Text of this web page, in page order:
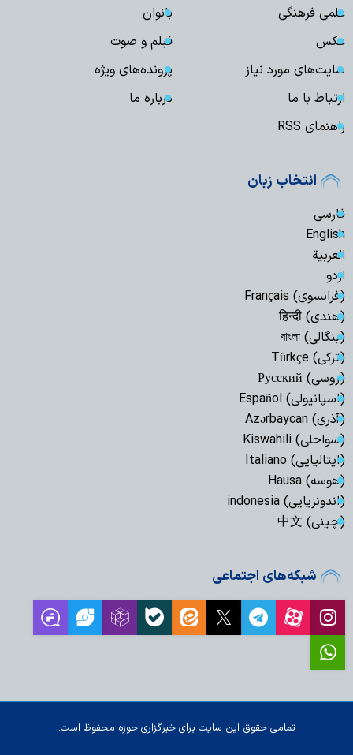
علمی فرهنگی
بانوان
عکس
فیلم و صوت
سایت‌های مورد نیاز
پرونده‌های ویژه
ارتباط با ما
درباره ما
راهنمای RSS
انتخاب زبان
فارسی
English
العربیة
اردو
(فرانسوی) Français
(هندی) हिन्दी
(بنگالی) বাংলা
(ترکی) Türkçe
(روسی) Русский
(اسپانیولی) Español
(آذری) Azərbaycan
(سواحلی) Kiswahili
(ایتالیایی) Italiano
(هوسه) Hausa
(اندونزیایی) indonesia
(چینی) 中文
شبکه‌های اجتماعی
تمامی حقوق این سایت برای خبرگزاری حوزه محفوظ است.